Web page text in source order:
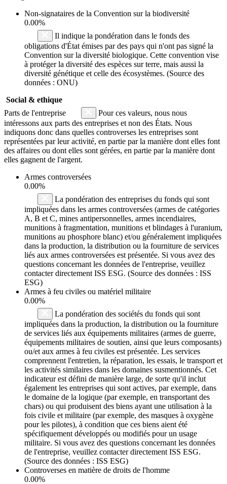
Non-signataires de la Convention sur la biodiversité
0.00%
Il indique la pondération dans le fonds des
obligations d'État émises par des pays qui n'ont pas signé la
Convention sur la diversité biologique. Cette convention vise
à protéger la diversité des espèces sur terre, mais aussi la
diversité génétique et celle des écosystèmes. (Source des
données : ONU)
Social & ethique
Parts de l'entreprise
Pour ces valeurs, nous nous
intéressons aux parts des entreprises et non des États. Nous
indiquons donc dans quelles controverses les entreprises sont
représentées par leur activité, en partie par la manière dont elles font
des affaires ou dont elles sont gérées, en partie par la manière dont
elles gagnent de l'argent.
Armes controversées
0.00%
La pondération des entreprises du fonds qui sont
impliquées dans les armes controversées (armes de catégories
A, B et C, mines antipersonnelles, armes incendiaires,
munitions à fragmentation, munitions et blindages à l'uranium,
munitions au phosphore blanc) et/ou généralement impliquées
dans la production, la distribution ou la fourniture de services
liés aux armes controversées est présentée. Si vous avez des
questions concernant les données de l'entreprise, veuillez
contacter directement ISS ESG. (Source des données : ISS
ESG)
Armes à feu civiles ou matériel militaire
0.00%
La pondération des sociétés du fonds qui sont
impliquées dans la production, la distribution ou la fourniture
de services liés aux équipements militaires (armes de guerre,
équipements militaires de soutien, ainsi que leurs composants)
ou/et aux armes à feu civiles est présentée. Les services
comprennent l'entretien, la réparation, les essais, le transport et
les activités similaires dans les domaines susmentionnés. Cet
indicateur est défini de manière large, de sorte qu'il inclut
également les entreprises qui sont actives, par exemple, dans
le domaine de la logique (par exemple, en transportant des
chars) ou qui produisent des biens ayant une utilisation à la
fois civile et militaire (par exemple, des masques à oxygène
pour les pilotes), à condition que ces biens aient été
spécifiquement développés ou modifiés pour un usage
militaire. Si vous avez des questions concernant les données
de l'entreprise, veuillez contacter directement ISS ESG.
(Source des données : ISS ESG)
Controverses en matière de droits de l'homme
0.00%